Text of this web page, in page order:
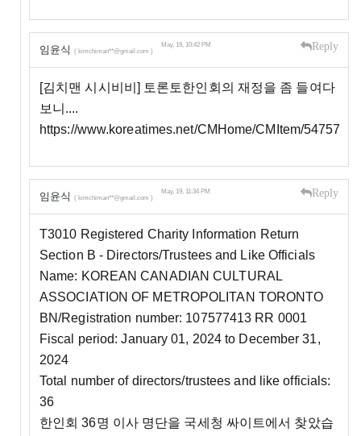
임윤식 ( kimchiman**@gmail.com )
May, 19, 10:42 PM Reply
[김치맨 시시비비] 토론토한인회의 재정을 좀 들여다
보니.... ​
https://www.koreatimes.net/CMHome/CMItem/54757
임윤식 ( kimchiman**@gmail.com )
May, 19, 11:34 PM Reply
T3010 Registered Charity Information Return
Section B - Directors/Trustees and Like Officials
Name: KOREAN CANADIAN CULTURAL
ASSOCIATION OF METROPOLITAN TORONTO
BN/Registration number: 107577413 RR 0001
Fiscal period: January 01, 2024 to December 31,
2024
Total number of directors/trustees and like officials:
36
한인회 36명 이사 명단을 국세청 싸이트에서 찾았습